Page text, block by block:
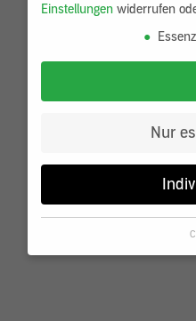
Einstellungen widerrufen
Nur